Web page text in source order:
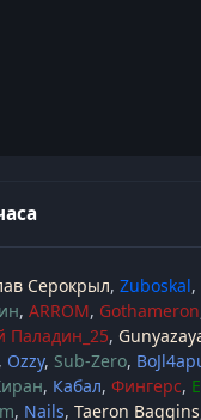
Серокрыл Zuboskal
ARROM Gothameron
Ozzy Sub-Zero
Кабал Фингерс
Nails Taeron Baggins